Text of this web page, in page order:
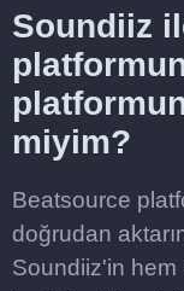
Soundiiz
miyim?
Beatsource
doğrudan
Soundiiz'in